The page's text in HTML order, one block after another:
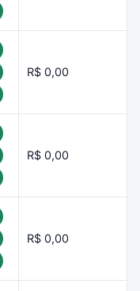
R$ 0,00
R$ 0,00
R$ 0,00